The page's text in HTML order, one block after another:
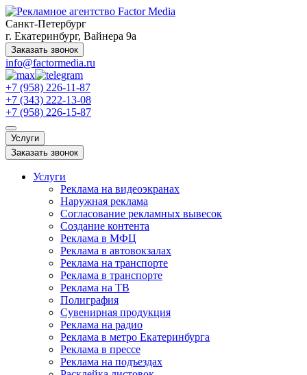
Санкт-Петербург
г. Екатеринбург, Вайнера 9а
Заказать звонок
info@factormedia.ru
+7 (958) 226-11-87
+7 (343) 222-13-08
+7 (958) 226-15-87
Услуги
Заказать звонок
Услуги
Реклама на видеоэкранах
Наружная реклама
Согласование рекламных вывесок
Создание контента
Реклама в МФЦ
Реклама в автовокзалах
Реклама на транспорте
Реклама в транспорте
Реклама на ТВ
Полиграфия
Сувенирная продукция
Реклама на радио
Реклама в метро Екатеринбурга
Реклама в прессе
Реклама на подъездах